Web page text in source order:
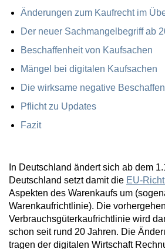
Änderungen zum Kaufrecht im
Der neuer Sachmangelbegriff ab
Beschaffenheit von Kaufsachen
Mängel bei digitalen Kaufsachen
Die wirksame negative
Pflicht zu Updates
Fazit
In Deutschland ändert sich ab dem
Deutschland setzt damit die EU-
Aspekten des Warenkaufs um
Warenkaufrichtlinie). Die
Verbrauchsgüterkaufrichtlinie wird
schon seit rund 20 Jahren. Die
tragen der digitalen Wirtschaft